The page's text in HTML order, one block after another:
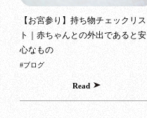
【お宮参り】持ち物チェックリス
ト｜赤ちゃんとの外出であると安
心なもの
#ブログ
Read